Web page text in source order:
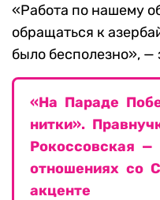
«Работа по нашему
обращаться к
было бесполезно»,
«На Параде
нитки».
Рокоссовская —
отношениях со
акценте